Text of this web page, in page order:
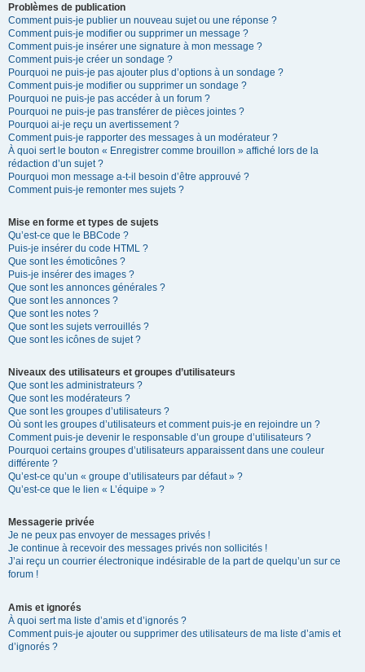
Problèmes de publication
Comment puis-je publier un nouveau sujet ou une réponse ?
Comment puis-je modifier ou supprimer un message ?
Comment puis-je insérer une signature à mon message ?
Comment puis-je créer un sondage ?
Pourquoi ne puis-je pas ajouter plus d’options à un sondage ?
Comment puis-je modifier ou supprimer un sondage ?
Pourquoi ne puis-je pas accéder à un forum ?
Pourquoi ne puis-je pas transférer de pièces jointes ?
Pourquoi ai-je reçu un avertissement ?
Comment puis-je rapporter des messages à un modérateur ?
À quoi sert le bouton « Enregistrer comme brouillon » affiché lors de la
rédaction d’un sujet ?
Pourquoi mon message a-t-il besoin d’être approuvé ?
Comment puis-je remonter mes sujets ?
Mise en forme et types de sujets
Qu’est-ce que le BBCode ?
Puis-je insérer du code HTML ?
Que sont les émoticônes ?
Puis-je insérer des images ?
Que sont les annonces générales ?
Que sont les annonces ?
Que sont les notes ?
Que sont les sujets verrouillés ?
Que sont les icônes de sujet ?
Niveaux des utilisateurs et groupes d’utilisateurs
Que sont les administrateurs ?
Que sont les modérateurs ?
Que sont les groupes d’utilisateurs ?
Où sont les groupes d’utilisateurs et comment puis-je en rejoindre un ?
Comment puis-je devenir le responsable d’un groupe d’utilisateurs ?
Pourquoi certains groupes d’utilisateurs apparaissent dans une couleur
différente ?
Qu’est-ce qu’un « groupe d’utilisateurs par défaut » ?
Qu’est-ce que le lien « L’équipe » ?
Messagerie privée
Je ne peux pas envoyer de messages privés !
Je continue à recevoir des messages privés non sollicités !
J’ai reçu un courrier électronique indésirable de la part de quelqu’un sur ce
forum !
Amis et ignorés
À quoi sert ma liste d’amis et d’ignorés ?
Comment puis-je ajouter ou supprimer des utilisateurs de ma liste d’amis et
d’ignorés ?